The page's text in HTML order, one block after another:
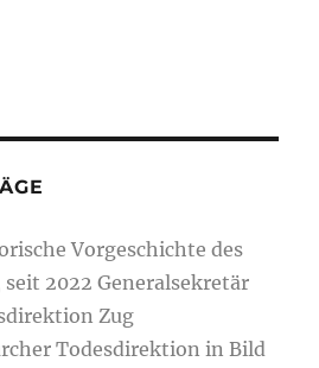
Vorgeschichte des
2022 Generalsekretär
Zug
Todesdirektion in Bild